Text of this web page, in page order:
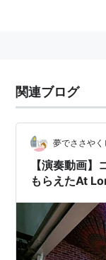
で育ったが、彼
てインディアナ
の強い影響下で
時代にすでに３
めか同性愛気味
スの経験がなか
彼はおそらく頭
を譜面の上に並
めくアクセサリ
関連ブログ
夢でささやく
【演奏動画
もらえたAt